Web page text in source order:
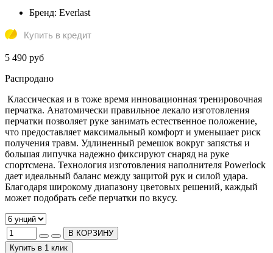
Бренд: Everlast
Купить в кредит
5 490 руб
Распродано
Классическая и в тоже время инновационная тренировочная
перчатка. Анатомически правильное лекало изготовления
перчатки позволяет руке занимать естественное положение,
что предоставляет максимальный комфорт и уменьшает риск
получения травм. Удлиненный ремешок вокруг запястья и
большая липучка надежно фиксируют снаряд на руке
спортсмена. Технология изготовления наполнителя Powerlock
дает идеальный баланс между защитой рук и силой удара.
Благодаря широкому диапазону цветовых решений, каждый
может подобрать себе перчатки по вкусу.
В КОРЗИНУ
Купить в 1 клик